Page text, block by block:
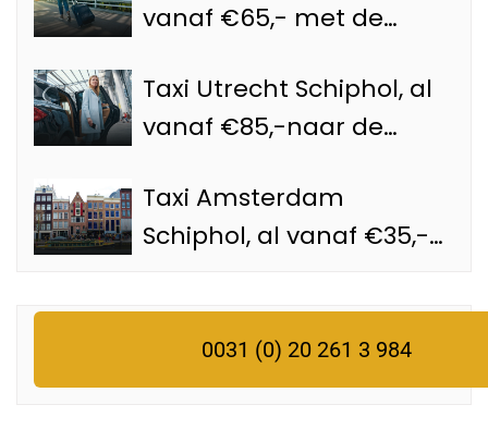
vanaf €65,- met de
Taxi Utrecht Schiphol, al
vanaf €85,-naar de
Taxi Amsterdam
Schiphol, al vanaf €35,-
Schiphol taxi
0031 (0) 20 261 3 984